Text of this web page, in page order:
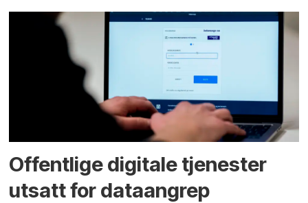
Offentlige digitale tjenester
utsatt for dataangrep